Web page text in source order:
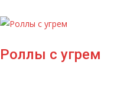
Роллы с угрем